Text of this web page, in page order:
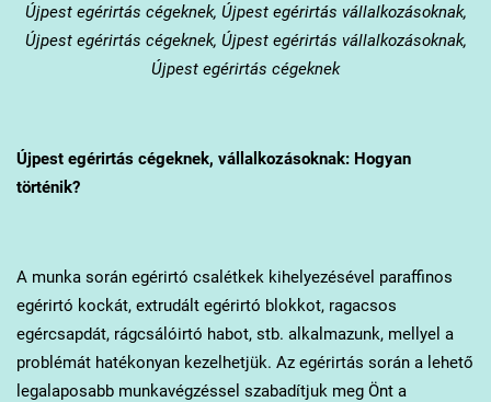
Újpestegérirtás cégeknek, Újpest egérirtás vállalkozásoknak,
Újpest egérirtás cégeknek, Újpest egérirtás vállalkozásoknak,
Újpest egérirtás cégeknek
Újpestegérirtás cégeknek, vállalkozásoknak: Hogyan
történik?
A munka során egérirtó csalétkek kihelyezésével paraffinos
egérirtó kockát, extrudált egérirtó blokkot, ragacsos
egércsapdát, rágcsálóirtó habot, stb. alkalmazunk, mellyel a
problémát hatékonyan kezelhetjük. Az egérirtás során a lehető
legalaposabb munkavégzéssel szabadítjuk meg Önt a